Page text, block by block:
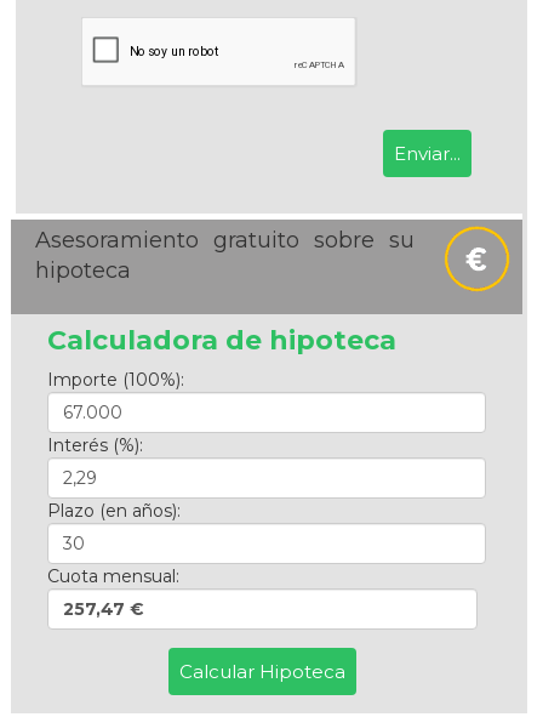
Asesoramiento gratuito sobre su
hipoteca
Calculadora de hipoteca
Importe (100%):
Interés (%):
Plazo (en años):
Cuota mensual:
257,47 €